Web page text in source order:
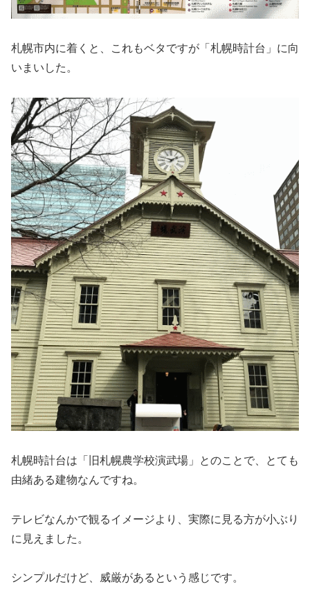
札幌市内に着くと、これもベタですが「札幌時計台」に向
いまいした。
札幌時計台は「旧札幌農学校演武場」とのことで、とても
由緒ある建物なんですね。
テレビなんかで観るイメージより、実際に見る方が小ぶり
に見えました。
シンプルだけど、威厳があるという感じです。